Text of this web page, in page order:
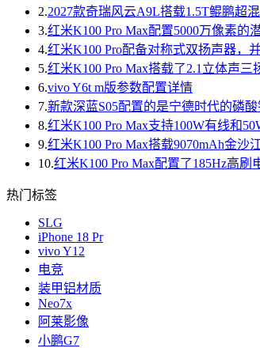
2.2027款奇瑞风云A9L搭载1.5T鲲鹏超
3.红米K100 Pro Max配置5000万像素的
4.红米K100 Pro配备对称式双扬声器，
5.红米K100 Pro Max搭载了2.1立体声三
6.vivo Y6t m版参数配置详情
7.新款深蓝S05配置的是宁德时代的磷酸
8.红米K100 Pro Max支持100W有线和
9.红米K100 Pro Max搭载9070mAh金沙
10.红米K100 Pro Max配置了185Hz高刷
热门标签
SLG
iPhone 18 Pr
vivo Y12
电竞
装甲铝材质
Neo7x
阿莱影像
小鹏G7